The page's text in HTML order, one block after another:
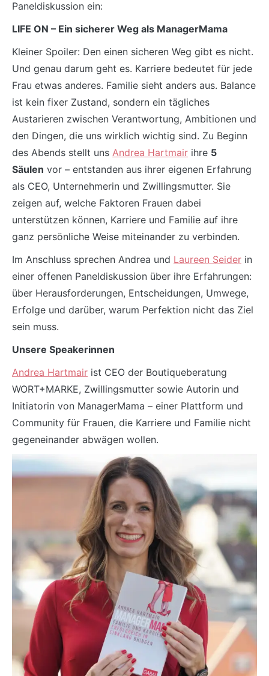
Paneldiskussion ein:
LIFE ON – Ein sicherer Weg als ManagerMama
Kleiner Spoiler: Den einen sicheren Weg gibt es nicht.
Und genau darum geht es. Karriere bedeutet für jede
Frau etwas anderes. Familie sieht anders aus. Balance
ist kein fixer Zustand, sondern ein tägliches
Austarieren zwischen Verantwortung, Ambitionen und
den Dingen, die uns wirklich wichtig sind. Zu Beginn
des Abends stellt uns Andrea Hartmair ihre 5
Säulen vor – entstanden aus ihrer eigenen Erfahrung
als CEO, Unternehmerin und Zwillingsmutter. Sie
zeigen auf, welche Faktoren Frauen dabei
unterstützen können, Karriere und Familie auf ihre
ganz persönliche Weise miteinander zu verbinden.
Im Anschluss sprechen Andrea und Laureen Seider in
einer offenen Paneldiskussion über ihre Erfahrungen:
über Herausforderungen, Entscheidungen, Umwege,
Erfolge und darüber, warum Perfektion nicht das Ziel
sein muss.
Unsere Speakerinnen
Andrea Hartmair ist CEO der Boutiqueberatung
WORT+MARKE, Zwillingsmutter sowie Autorin und
Initiatorin von ManagerMama – einer Plattform und
Community für Frauen, die Karriere und Familie nicht
gegeneinander abwägen wollen.